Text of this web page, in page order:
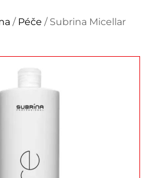
/ Péče / Subrina Micellar